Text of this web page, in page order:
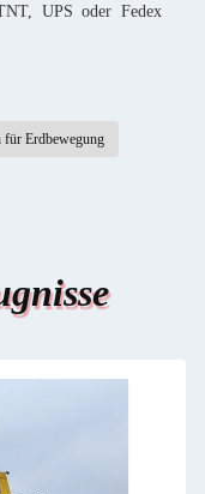
UPS oder Fedex
für Erdbewegung